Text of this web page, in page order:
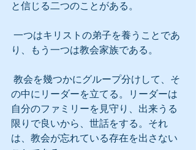
と信じる二つのことがある。
り、もう一つは教会家族である。
の中にリーダーを立てる。リーダーは
自分のファミリーを見守り、出来うる
限りで良いから、世話をする。それ
は、教会が忘れている存在を出さない